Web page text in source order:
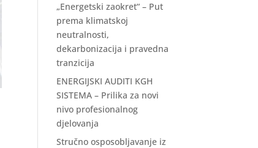
„Energetski zaokret“ – Put
prema klimatskoj
neutralnosti,
dekarbonizacija i pravedna
tranzicija
ENERGIJSKI AUDITI KGH
SISTEMA – Prilika za novi
nivo profesionalnog
djelovanja
Stručno osposobljavanje iz